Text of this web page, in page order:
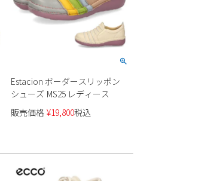
Estacion ボーダースリッポン
シューズ MS25 レディース
販売価格 ¥19,800税込